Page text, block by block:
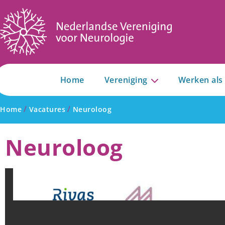
Home Vereniging Werken
Home / Vacatures / Neuroloog
Neuroloog